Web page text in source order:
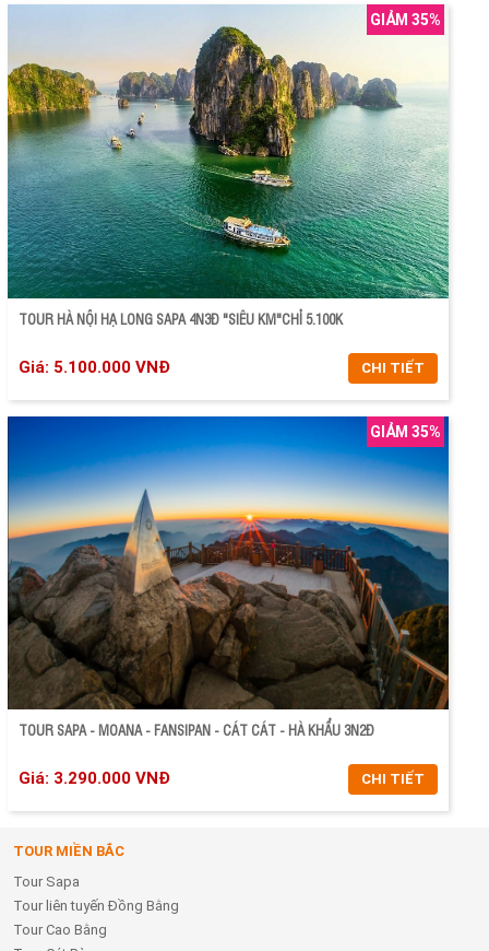
ĐẶT TOUR
GIẢM 35%
ĐẶT TOUR
TOUR HÀ NỘI HẠ LONG SAPA 4N3Đ "SIÊU KM"CHỈ 5.100K
Giá: 5.100.000 VNĐ CHI TIẾT
GIẢM 35%
TOUR SAPA - MOANA - FANSIPAN - CÁT CÁT - HÀ KHẨU 3N2Đ
Giá: 3.290.000 VNĐ CHI TIẾT
TOUR MIỀN BẮC
Tour Sapa
Tour liên tuyến Đồng Bằng
Tour Cao Bằng